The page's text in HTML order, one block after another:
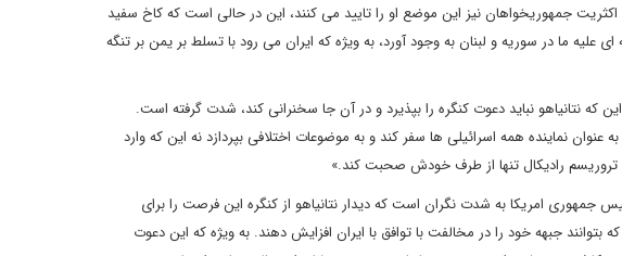
جمهوریخواهان نیز این موضع او را تایید می کنند، این در حالی است که کاخ سفید
علیه ما در سوریه و لبنان به وجود آورد، به ویژه که ایران می رود با تسلط بر یمن بر تنگه
که نتانیاهو نباید دعوت کنگره را بپذیرد و در آن جا سخنرانی کند، شدت گرفته است.
عنوان نماینده همه اسرائیلی ها سفر کند و به موضوعات اختلافی بپردازد نه این که وارد
رادیکال تنها از طرف خودش صحبت کند.»
جمهوری امریکا به شدت نگران است که دیدار نتانیاهو از کنگره این فرصت را برای
بتوانند جبهه خود را در مخالفت با توافق با ایران افزایش دهند. به ویژه که این دعوت